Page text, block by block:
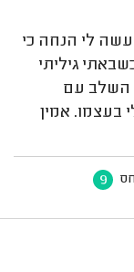
עשה לי הנחה כי
גיליתי
השלב עם
בעצמו. אמין
9